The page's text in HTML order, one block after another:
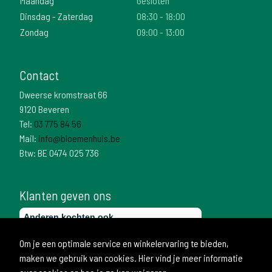
Dinsdag - Zaterdag
08:30 - 18:00
Zondag
09:00 - 13:00
Contact
Dweerse kromstraat 66
9120 Beveren
Tel: 03 775 84 56
Mail: info@bloemenhuis.be
Btw: BE 0474 025 736
Klanten geven ons
Om je een optimale service en winkelervaring te bieden,
maken we gebruik van cookies. Hier vind je meer informatie